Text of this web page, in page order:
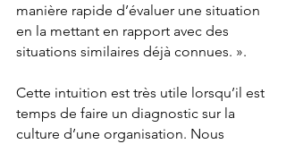
manière rapide d’évaluer une situation
en la mettant en rapport avec des
situations similaires déjà connues. ».
Cette intuition est très utile lorsqu’il est
temps de faire un diagnostic sur la
culture d’une organisation. Nous